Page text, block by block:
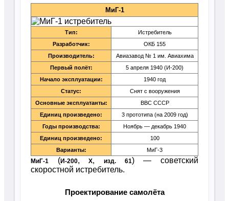
МиГ-1
Тип:
Истребитель
Разработчик:
ОКБ 155
Производитель:
Авиазавод № 1 им. Авиахима
Первый полёт:
5 апреля 1940 (И-200)
Начало эксплуатации:
1940 год
Статус:
Снят с вооружения
Основные эксплуатанты:
ВВС СССР
Единиц произведено:
3 прототипа (на 2009 год)
Годы производства:
Ноябрь — декабрь 1940
Единиц произведено:
100
Варианты:
МиГ-3
МиГ-1 (И-200,X,изд. 61) — советский
скоростной истребитель.
Проектирование самолёта